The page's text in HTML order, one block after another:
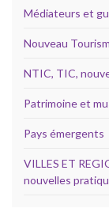
Médiateurs et
Nouveau
NTIC, TIC,
Patrimoine et
Pays émergents
VILLES ET
nouvelles